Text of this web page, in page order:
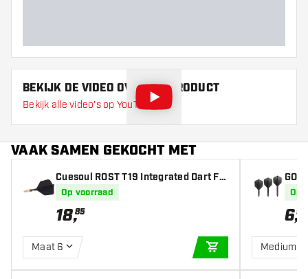
BEKIJK DE VIDEO OVER DIT PRODUCT
Bekijk alle video's op YouTube
VAAK SAMEN GEKOCHT MET
Cuesoul ROST T19 Integrated Dart Fli
ghts Big Wing Carbon Black Yellow -
Dart Flights
Op voorraad
18,85
Maat 6
IN WINKELWAGEN
Op
6,95
Medium